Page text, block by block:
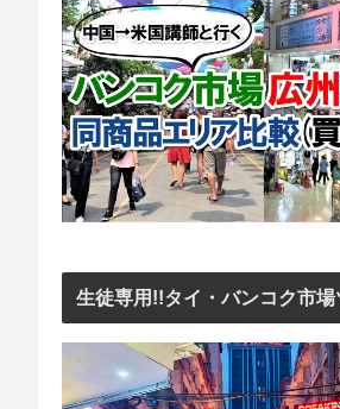
生徒専用!!タイ・バンコク市場